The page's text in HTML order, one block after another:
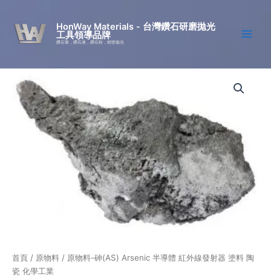
HonWay Materials - 台灣鑽石研磨拋光
工具領導品牌
鑽石膏，鑽石液，鑽石粉，精密拋光
首頁 / 原物料 / 原物料-砷(AS) Arsenic 半導體 紅外線發射器 塗料 陶
瓷 化學工業